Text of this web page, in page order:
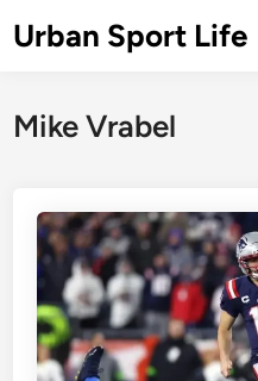
toUrban Sport Life
Mike Vrabel